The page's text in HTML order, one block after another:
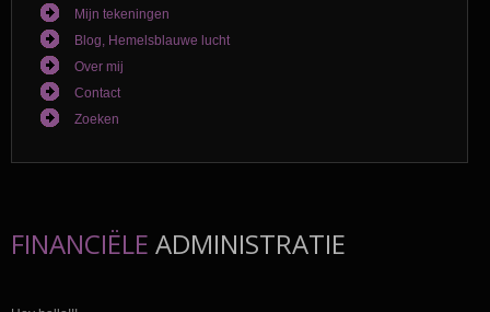
Mijn tekeningen
Blog, Hemelsblauwe lucht
Over mij
Contact
Zoeken
FINANCIËLE ADMINISTRATIE